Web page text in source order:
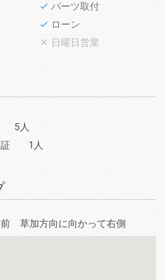
パーツ取付
ローン
日曜日営業
5人
1人
草加方向に向かって右側